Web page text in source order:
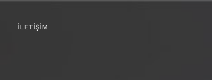
İLETIŞIM